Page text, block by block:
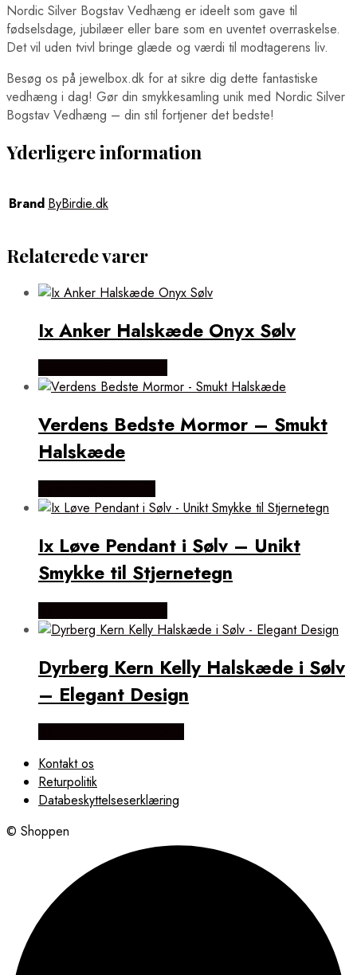
Nordic Silver Bogstav Vedhæng er ideelt som gave til
fødselsdage, jubilæer eller bare som en uventet overraskelse.
Det vil uden tvivl bringe glæde og værdi til modtagerens liv.
Besøg os på jewelbox.dk for at sikre dig dette fantastiske
vedhæng i dag! Gør din smykkesamling unik med Nordic Silver
Bogstav Vedhæng – din stil fortjener det bedste!
Yderligere information
Brand ByBirdie.dk
Relaterede varer
Ix Anker Halskæde Onyx Sølv
Verdens Bedste Mormor – Smukt
Halskæde
Ix Løve Pendant i Sølv – Unikt
Smykke til Stjernetegn
Dyrberg Kern Kelly Halskæde i Sølv
– Elegant Design
Kontakt os
Returpolitik
Databeskyttelseserklæring
© Shoppen